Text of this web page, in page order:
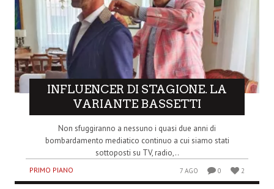
INFLUENCER DI STAGIONE. LA
VARIANTE BASSETTI
Non sfuggiranno a nessuno i quasi due anni di
bombardamento mediatico continuo a cui siamo stati
sottoposti su TV, radio,..
PRIMO PIANO 7 AGO 0 2